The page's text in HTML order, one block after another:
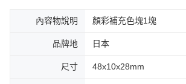
內容物說明 顏彩補充色塊1塊
品牌地 日本
尺寸 48x10x28mm